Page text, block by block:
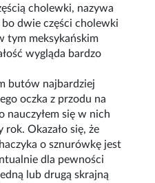
cholewki, nazywa
bo dwie części cholewki
tym meksykańskim
wygląda bardzo
butów najbardziej
oczka z przodu na
nauczyłem się w nich
rok. Okazało się, że
o sznurówkę jest
dla pewności
lub drugą skrajną